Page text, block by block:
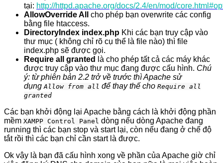
tại: http://httpd.apache.org/docs/2.4/en/mod/
AllowOverride All
cho phép bạn overwrite các config
bằng file htaccess.
DirectoryIndex index.php Khi các bạn truy cập vào
thư mục ( không chỉ rõ cụ thể là file nào) thì file
index.php sẽ được gọi.
Require all granted
là cho phép tất cả các máy khác
được truy cập vào thư mục đang được cấu hình. Chú
ý: từ phiên bản 2.2 trở về trước thì Apache sử
dụng Allow from all để thay thế cho Require all
granted
Các bạn khởi động lại Apache bằng cách là khởi động phần
mềm XAMPP Control Panel dòng nếu dòng Apache đang
running thì các bạn stop và start lại, còn nếu đang ở chế độ
tắt rồi thì các bạn chỉ cần start là được.
Ok vậy là bạn đã cấu hình xong về phần của Apache giờ chỉ